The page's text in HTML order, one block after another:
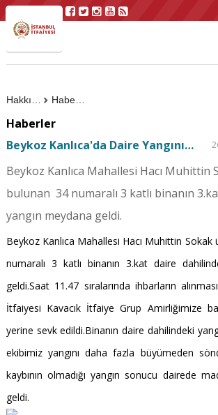
Haberler
Haberler
Beykoz Kanlıca'da Daire Yangını…
Beykoz Kanlıca Mahallesi Hacı Muhittin
bulunan 34 numaralı 3 katlı binanın
yangın meydana geldi.
Beykoz Kanlıca Mahallesi Hacı Muhittin
numaralı 3 katlı binanın 3.kat daire
geldi.Saat 11.47 sıralarında ihbarların
İtfaiyesi Kavacık İtfaiye Grup Amirliğimize
yerine sevk edildi.Binanın daire dahilindeki
ekibimiz yangını daha fazla büyümeden
kaybının olmadığı yangın sonucu dairede
geldi.